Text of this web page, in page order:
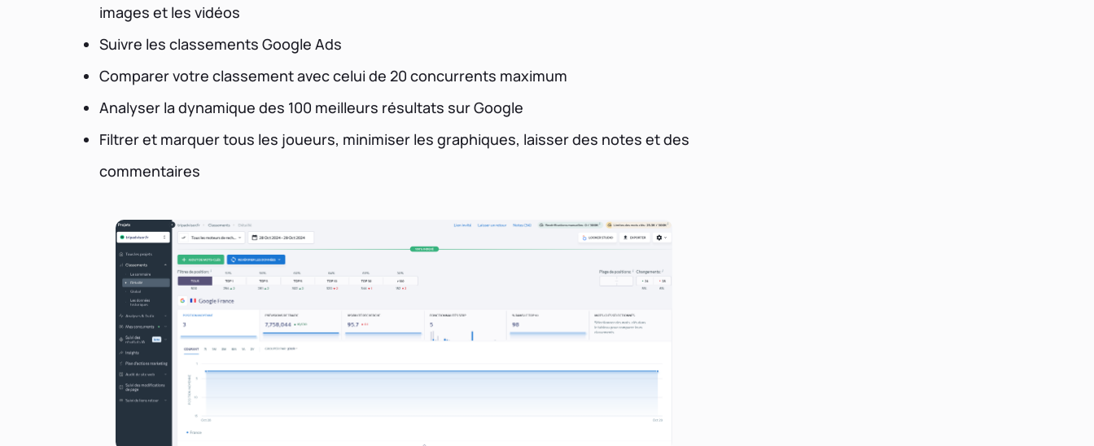
images et les vidéos
Suivre les classements Google Ads
Comparer votre classement avec celui de 20 concurrents maximum
Analyser la dynamique des 100 meilleurs résultats sur Google
Filtrer et marquer tous les joueurs, minimiser les graphiques, laisser des notes et des
commentaires